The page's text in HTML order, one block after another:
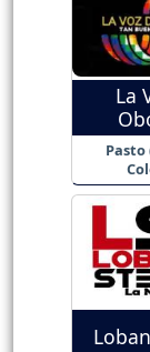
La
Pasto